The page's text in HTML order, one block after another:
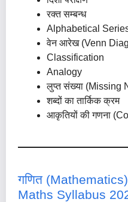
रक्त सम्बन्ध
Alphabetical
वेन आरेख (Venn
Classification
Analogy
लुप्त संख्या (Missing
शब्दों का तार्किक क्रम
आकृतियों की गणना
गणित
Maths Syllabus